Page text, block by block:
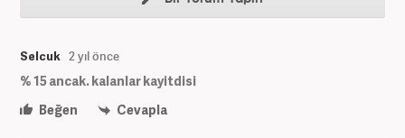
Selcuk 2 yıl önce
% 15 ancak. kalanlar kayitdisi
Beğen
Cevapla